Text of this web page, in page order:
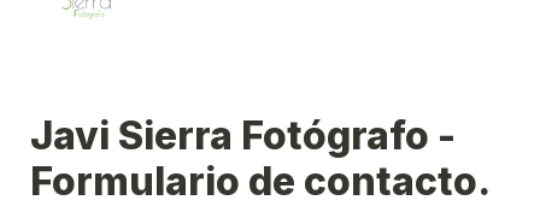
Javi Sierra Fotógrafo -
Formulario de contacto.